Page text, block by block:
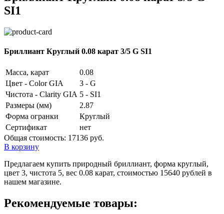
SI1
Бриллиант Круглый 0.08 карат 3/5 G SI1
Масса, карат
0.08
Цвет - Color GIA
3 - G
Чистота - Clarity GIA 5 - SI1
Размеры (мм)
2.87
Форма огранки
Круглый
Сертификат
нет
Общая стоимость: 17136 руб.
В корзину
Предлагаем купить природный бриллиант, форма круглый,
цвет 3, чистота 5, вес 0.08 карат, стоимостью 15640 рублей в
нашем магазине.
Рекомендуемые товары: